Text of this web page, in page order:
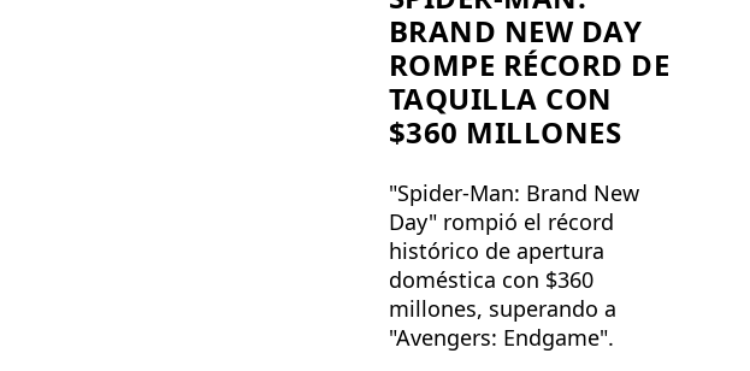
BRAND NEW DAY
ROMPE RÉCORD DE
TAQUILLA CON
$360 MILLONES
"Spider-Man: Brand New
Day" rompió el récord
histórico de apertura
doméstica con $360
millones, superando a
"Avengers: Endgame".